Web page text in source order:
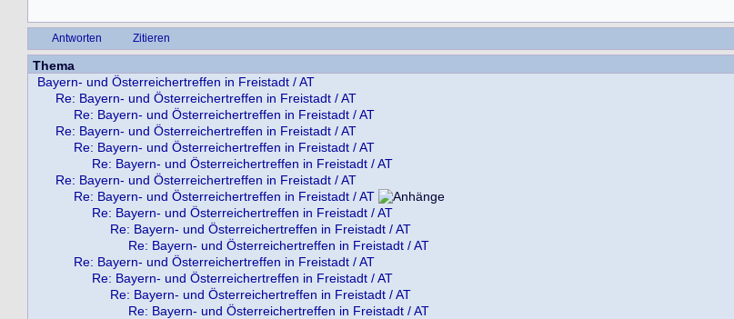
Antworten Zitieren
Thema
Bayern- und Österreichertreffen in Freistadt / AT
Re: Bayern- und Österreichertreffen in Freistadt / AT
Re: Bayern- und Österreichertreffen in Freistadt / AT
Re: Bayern- und Österreichertreffen in Freistadt / AT
Re: Bayern- und Österreichertreffen in Freistadt / AT
Re: Bayern- und Österreichertreffen in Freistadt / AT
Re: Bayern- und Österreichertreffen in Freistadt / AT
Re: Bayern- und Österreichertreffen in Freistadt / AT
Re: Bayern- und Österreichertreffen in Freistadt / AT
Re: Bayern- und Österreichertreffen in Freistadt / AT
Re: Bayern- und Österreichertreffen in Freistadt / AT
Re: Bayern- und Österreichertreffen in Freistadt / AT
Re: Bayern- und Österreichertreffen in Freistadt / AT
Re: Bayern- und Österreichertreffen in Freistadt / AT
Re: Bayern- und Österreichertreffen in Freistadt / AT